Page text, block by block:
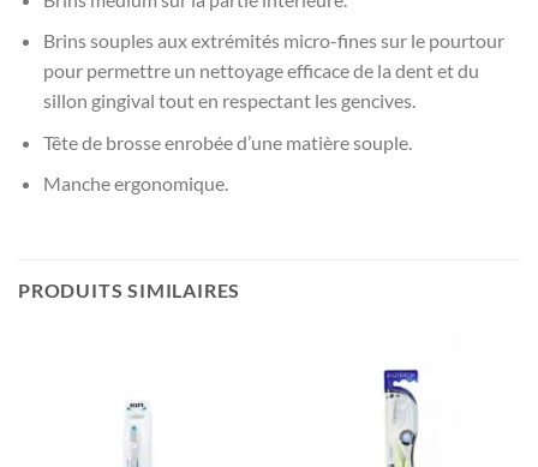
Brins souples aux extrémités micro-fines sur le pourtour
pour permettre un nettoyage efficace de la dent et du
sillon gingival tout en respectant les gencives.
Tête de brosse enrobée d’une matière souple.
Manche ergonomique.
PRODUITS SIMILAIRES